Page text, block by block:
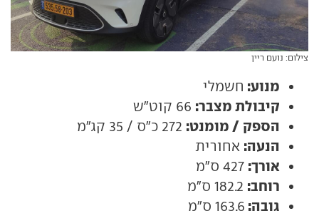
צילום: נועם ריין
מנוע: חשמלי
קיבולת מצבר:
הספק / מומנט:
הנעה: אחורית
אורך:
רוחב:
גובה: 163.6 ס"מ